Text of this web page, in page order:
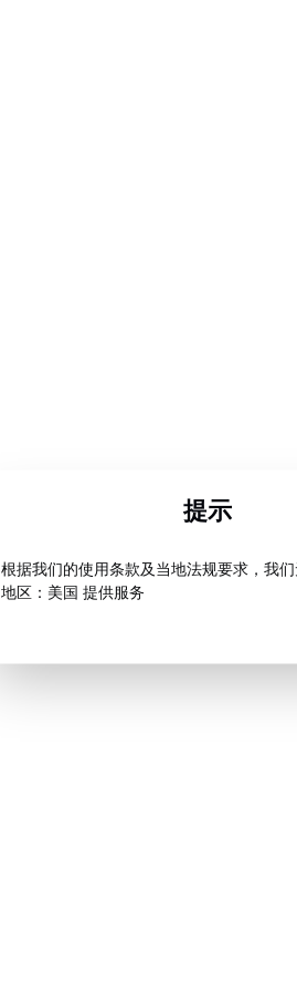
提示
根据我们的使用条款及当地法规要求，我
地区：美国 提供服务